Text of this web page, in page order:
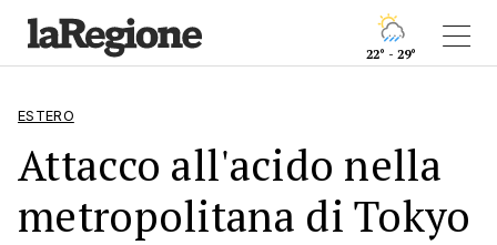
22° - 29°
ESTERO
Attacco all'acido nella
metropolitana di Tokyo